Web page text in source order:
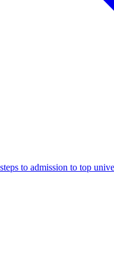
to admission to top